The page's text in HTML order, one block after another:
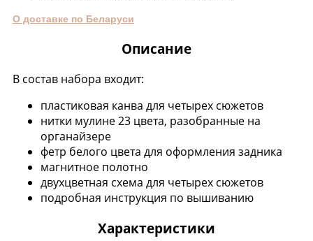
О доставке по Беларуси
Описание
В состав набора входит:
пластиковая канва для четырех сюжетов
нитки мулине 23 цвета, разобранные на
органайзере
фетр белого цвета для оформления задника
магнитное полотно
двухцветная схема для четырех сюжетов
подробная инструкция по вышиванию
Характеристики